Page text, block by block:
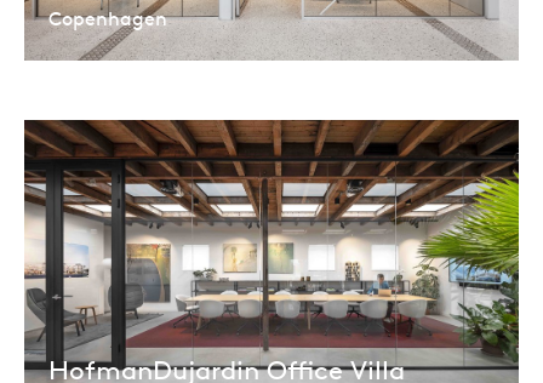
Copenhagen
HofmanDujardin Office Villa